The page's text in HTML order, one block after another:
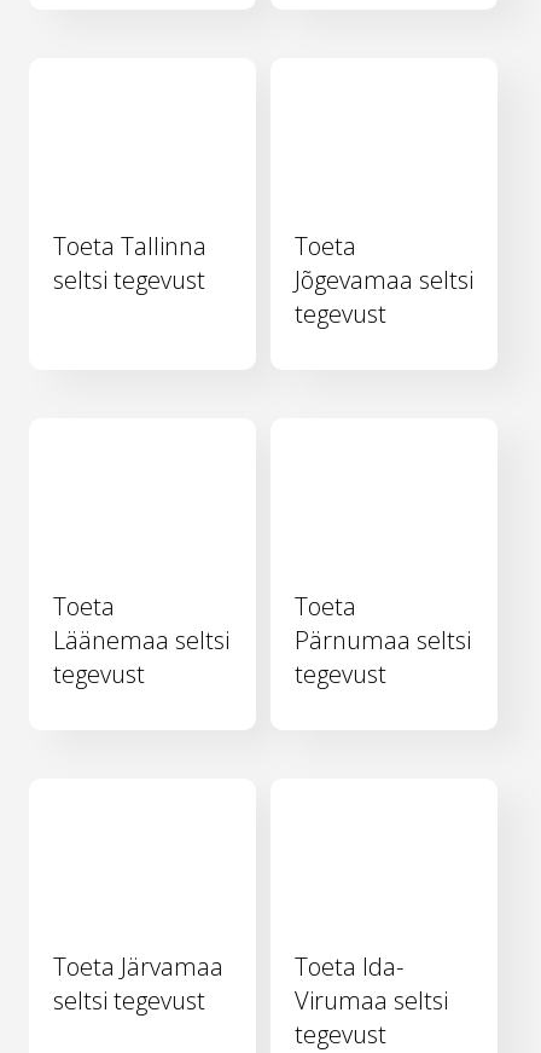
Toeta Tallinna
seltsi tegevust
Toeta
Jõgevamaa seltsi
tegevust
Toeta
Läänemaa seltsi
tegevust
Toeta
Pärnumaa seltsi
tegevust
Toeta Järvamaa
seltsi tegevust
Toeta Ida-
Virumaa seltsi
tegevust